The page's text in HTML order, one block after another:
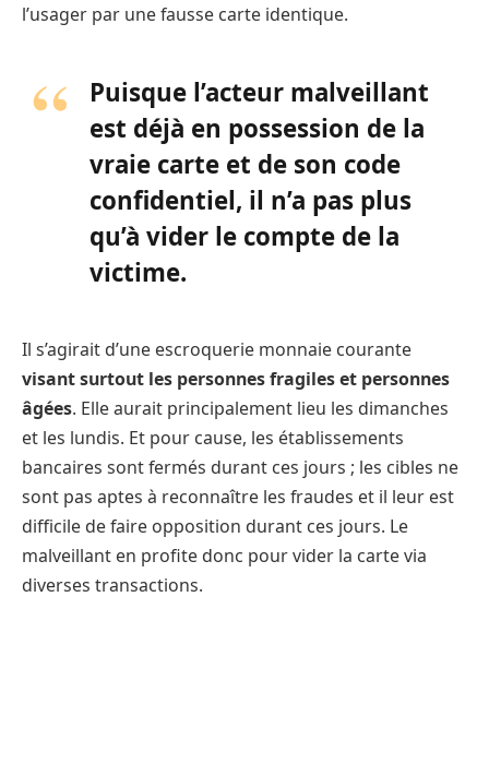
l’usager par une fausse carte identique.
Puisque l’acteur malveillant
est déjà en possession de la
vraie carte et de son code
confidentiel, il n’a pas plus
qu’à vider le compte de la
victime.
Il s’agirait d’une escroquerie monnaie courante
visant surtout les personnes fragiles et personnes
âgées. Elle aurait principalement lieu les dimanches
et les lundis. Et pour cause, les établissements
bancaires sont fermés durant ces jours ; les cibles ne
sont pas aptes à reconnaître les fraudes et il leur est
difficile de faire opposition durant ces jours. Le
malveillant en profite donc pour vider la carte via
diverses transactions.